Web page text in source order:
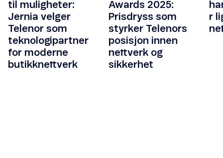
til muligheter:
Jernia velger
Telenor som
teknologipartner
for moderne
butikknettverk
Awards 2025:
Prisdryss som
styrker Telenors
posisjon innen
nettverk og
sikkerhet
r